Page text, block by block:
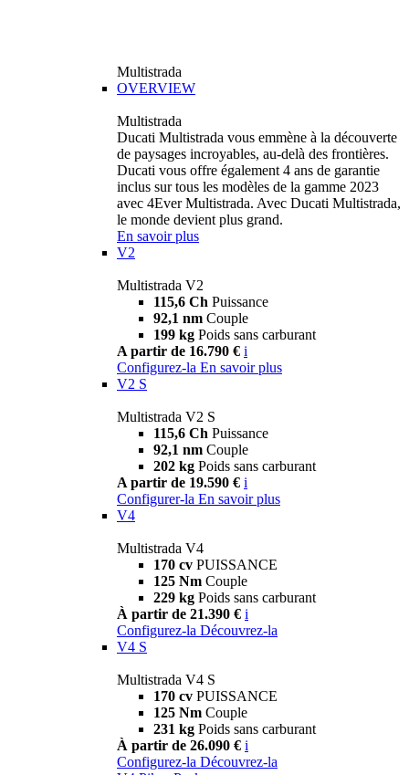
Multistrada
OVERVIEW
Multistrada
Ducati Multistrada vous emmène à la découverte
de paysages incroyables, au-delà des frontières.
Ducati vous offre également 4 ans de garantie
inclus sur tous les modèles de la gamme 2023
avec 4Ever Multistrada. Avec Ducati Multistrada,
le monde devient plus grand.
En savoir plus
V2
Multistrada V2
115,6 Ch Puissance
92,1 nm Couple
199 kg Poids sans carburant
A partir de 16.790 € i
Configurez-la En savoir plus
V2 S
Multistrada V2 S
115,6 Ch Puissance
92,1 nm Couple
202 kg Poids sans carburant
A partir de 19.590 € i
Configurer-la En savoir plus
V4
Multistrada V4
170 cv PUISSANCE
125 Nm Couple
229 kg Poids sans carburant
À partir de 21.390 € i
Configurez-la Découvrez-la
V4 S
Multistrada V4 S
170 cv PUISSANCE
125 Nm Couple
231 kg Poids sans carburant
À partir de 26.090 € i
Configurez-la Découvrez-la